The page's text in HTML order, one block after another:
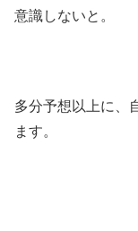
意識しないと。
多分予想以上に、
ます。